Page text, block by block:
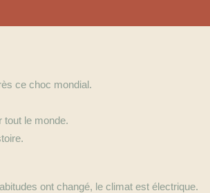
ce choc mondial.
tout le monde.
ont changé, le climat est électrique.